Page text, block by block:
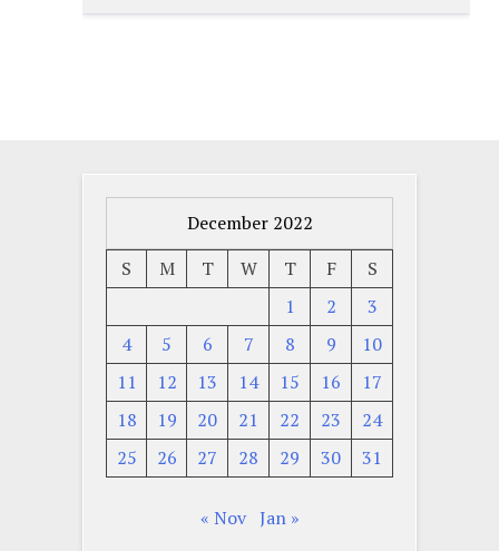
December 2022
S
M T W T F
S
1
2
3
4
5 6 7 8 9
10
11
12 13 14 15 16
17
18
19 20 21 22 23
24
25
26 27 28 29 30 31
« Nov Jan »